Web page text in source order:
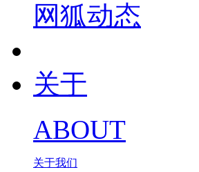
网狐动态
关于
ABOUT
关于我们